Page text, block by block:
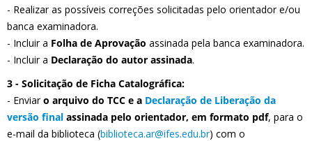
- Realizar as possíveis correções solicitadas pelo orientador e/ou
banca examinadora.
- Incluir a Folha de Aprovação assinada pela banca examinadora.
- Incluir a Declaração do autor assinada.
3 - Solicitação de Ficha Catalográfica:
- Enviaro arquivo do TCC e a Declaração de Liberação da
versão final assinada pelo orientador, em formato pdf, para o
e-mail da biblioteca (biblioteca.ar@ifes.edu.br) com o